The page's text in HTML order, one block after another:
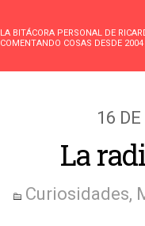
LA BITÁCORA PERSONAL DE
COMENTANDO COSAS DESDE 2004
16
La
Curiosidades,